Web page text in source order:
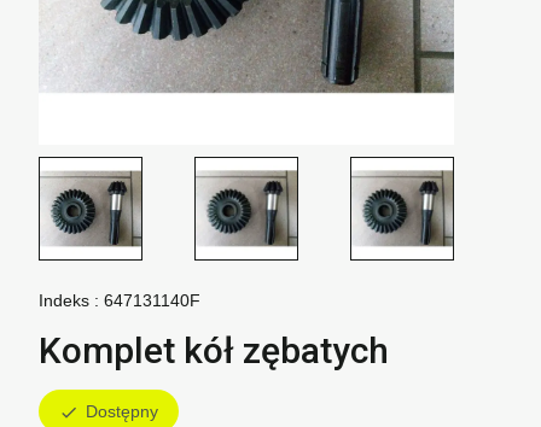
Indeks : 647131140F
Komplet kół zębatych
check Dostępny